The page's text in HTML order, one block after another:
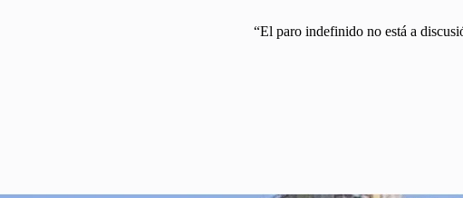
“El paro indefinido no está a